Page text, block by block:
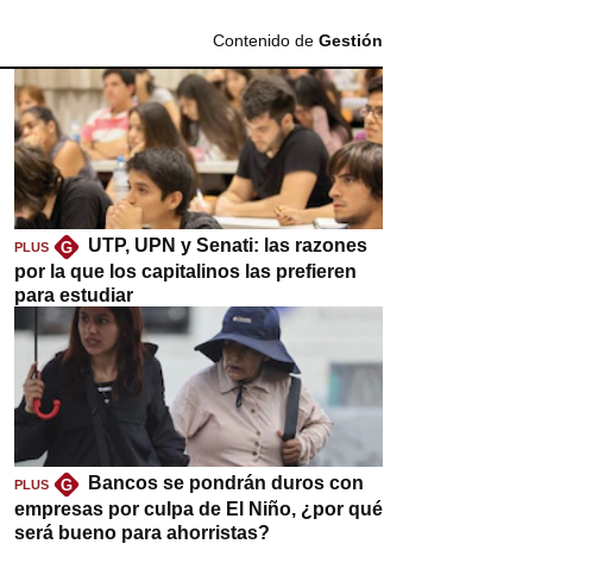
Contenido de Gestión
PLUS G
UTP, UPN y Senati: las razones
por la que los capitalinos las prefieren
para estudiar
PLUS G
Bancos se pondrán duros con
empresas por culpa de El Niño, ¿por qué
será bueno para ahorristas?